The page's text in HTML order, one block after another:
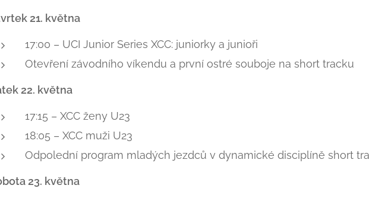
21. května
17:00 – UCI Junior Series XCC: juniorky a junioři
Otevření závodního víkendu a první ostré souboje na short tracku
22. května
17:15 – XCC ženy U23
18:05 – XCC muži U23
Odpolední program mladých jezdců v dynamické disciplíně short
23. května